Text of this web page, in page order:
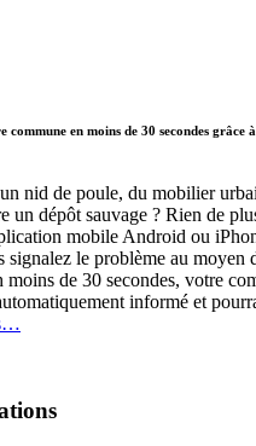
commune en moins de 30 secondes grâce
nid de poule, du mobilier
un dépôt sauvage ? Rien de
mobile Android ou
le problème au moyen
moins de 30 secondes, votre
informé et